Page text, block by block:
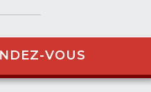
VOUS